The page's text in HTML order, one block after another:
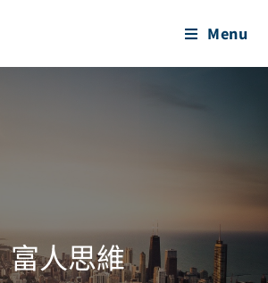
Menu
富人思維